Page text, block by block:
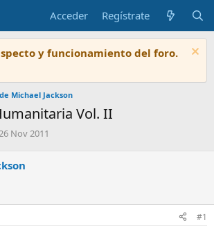
Acceder Regístrate
y funcionamiento del foro.
Michael Jackson
Vol. II
F
Nov 2011
#1